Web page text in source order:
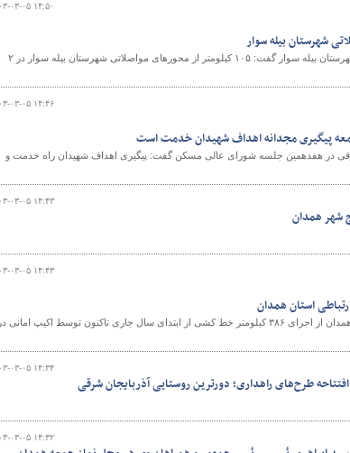
۱۴۰۳-۰۳-۰۵
رئیس اداره راهداری و حمل ونقل جاده ای شهرستان بیله سوار گفت: ۱۰۵ کیلومتر از محورهای مواصلاتی شهرستان بیله سوار در ۲
۱۴۰۳-۰۳-۰۵
پیگیری مجدانه اهداف شهیدان خدمت است
در هفدهمین جلسه شورای عالی مسکن گفت: پیگیری اهداف شهیدان راه خدمت و
۱۴۰۳-۰۳-۰۵
شهر همدان
۱۴۰۳-۰۳-۰۵
مدیرکل راهداری و حمل‌ونقل جاده‌ای استان همدان از اجرای ۳۸۶ کیلومتر خط کشی از ابتدای سال جاری تاکنون توسط اکیپ امانی در
۱۴۰۳-۰۳-۰۵
طرح‌های راهداری؛ دورترین روستایی آذربایجان شرقی
۱۴۰۳-۰۳-۰۵